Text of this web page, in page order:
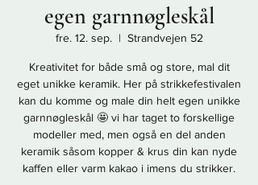
egen garnnøgleskål
fre. 12. sep.
  |
Strandvejen 52
Kreativitet for både små og store, mal dit
eget unikke keramik. Her på strikkefestivalen
kan du komme og male din helt egen unikke
garnnøgleskål 🤩 vi har taget to forskellige
modeller med, men også en del anden
keramik såsom kopper & krus din kan nyde
kaffen eller varm kakao i imens du strikker.